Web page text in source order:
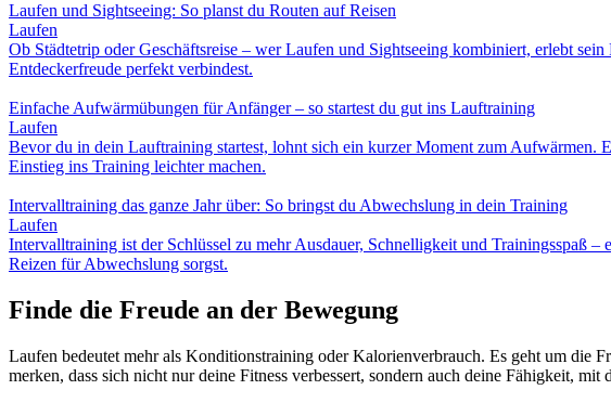
Laufen und Sightseeing: So planst du Routen auf Reisen
Laufen
Ob Städtetrip oder Geschäftsreise – wer Laufen und Sightseeing kombiniert, erlebt
Entdeckerfreude perfekt verbindest.
Einfache Aufwärmübungen für Anfänger – so startest du gut ins Lauftraining
Laufen
Bevor du in dein Lauftraining startest, lohnt sich ein kurzer Moment zum Aufwärmen.
Einstieg ins Training leichter machen.
Intervalltraining das ganze Jahr über: So bringst du Abwechslung in dein Training
Laufen
Intervalltraining ist der Schlüssel zu mehr Ausdauer, Schnelligkeit und Trainingsspaß
Reizen für Abwechslung sorgst.
Finde die Freude an der Bewegung
Laufen bedeutet mehr als Konditionstraining oder Kalorienverbrauch. Es geht um die
merken, dass sich nicht nur deine Fitness verbessert, sondern auch deine Fähigkeit,